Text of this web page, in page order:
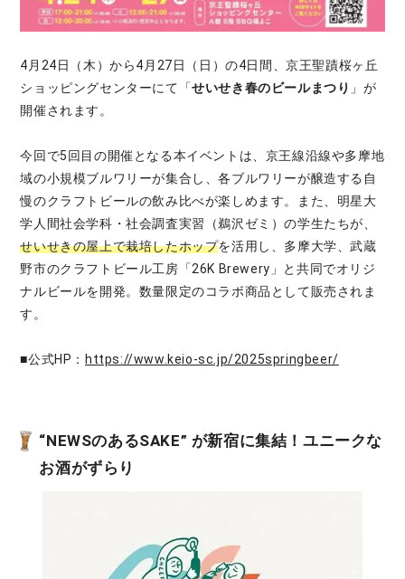
4月24日（木）から4月27日（日）の4日間、京王聖蹟桜ヶ丘
ショッピングセンターにて「せいせき春のビールまつり 」が
開催されます。
今回で5回目の開催となる本イベントは、京王線沿線や多摩地
域の小規模ブルワリーが集合し、各ブルワリーが醸造する自
慢のクラフトビールの飲み比べが楽しめます。また、明星大
学人間社会学科・社会調査実習（鵜沢ゼミ）の学生たちが、
せいせきの屋上で栽培したホップを活用し、多摩大学、武蔵
野市のクラフトビール工房「26K Brewery」と共同でオリジ
ナルビールを開発。数量限定のコラボ商品として販売されま
す。
■公式HP： https://www.keio-sc.jp/2025springbeer/
“NEWSのあるSAKE” が新宿に集結！ユニークな
お酒がずらり